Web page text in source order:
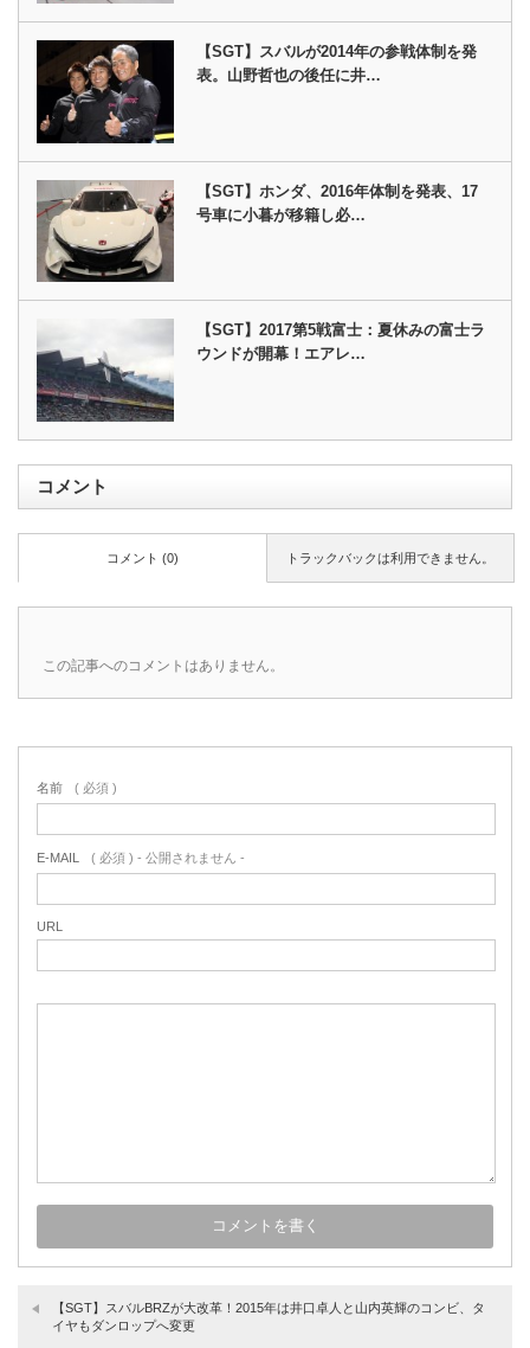
【SGT】スバルが2014年の参戦体制を発
表。山野哲也の後任に井…
【SGT】ホンダ、2016年体制を発表、17
号車に小暮が移籍し必…
【SGT】2017第5戦富士：夏休みの富士ラ
ウンドが開幕！エアレ…
コメント
トラックバックは利用できません。
コメント (0)
この記事へのコメントはありません。
名前 ( 必須 )
E-MAIL ( 必須 ) - 公開されません -
URL
【SGT】スバルBRZが大改革！2015年は井口卓人と山内英輝のコンビ、タ
イヤもダンロップへ変更